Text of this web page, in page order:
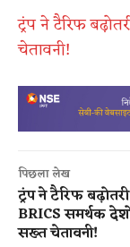
ट्रंप ने टैरिफ
चेतावनी!
पिछला लेख
ट्रंप ने टैरिफ
BRICS समर्थक
सख्त चेतावनी!